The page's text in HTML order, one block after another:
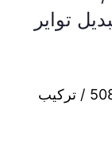
تواير
بنشر سيارات متنقل الاحمدي / 50805535 / تركيب